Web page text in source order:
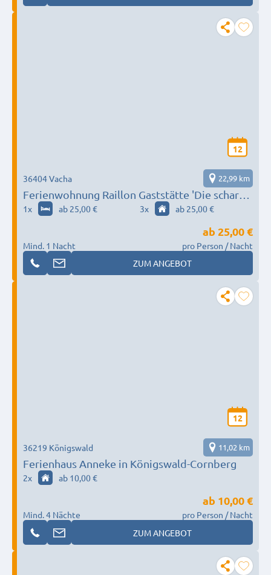
12
Ferienwohnung Raillon Gaststätte 'Die scharfe
Ecke' 25 Euro pro Person
36404 Vacha 22,99 km
1x ab 25,00 € 3x ab 25,00 €
Mind. 1 Nacht
ab 25,00 €
pro Person / Nacht
ZUM ANGEBOT
12
Ferienhaus Anneke in Königswald-Cornberg
36219 Königswald 11,02 km
2x ab 10,00 €
Mind. 4 Nächte
ab 10,00 €
pro Person / Nacht
ZUM ANGEBOT